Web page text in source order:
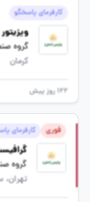
کارفرمای پاسخگو
ویزیتور
گروه
کرمان
122 روز پیش
فوری کارفرمای
گروه
تهران،